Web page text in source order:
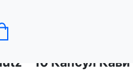
- 10 Капсул Кави